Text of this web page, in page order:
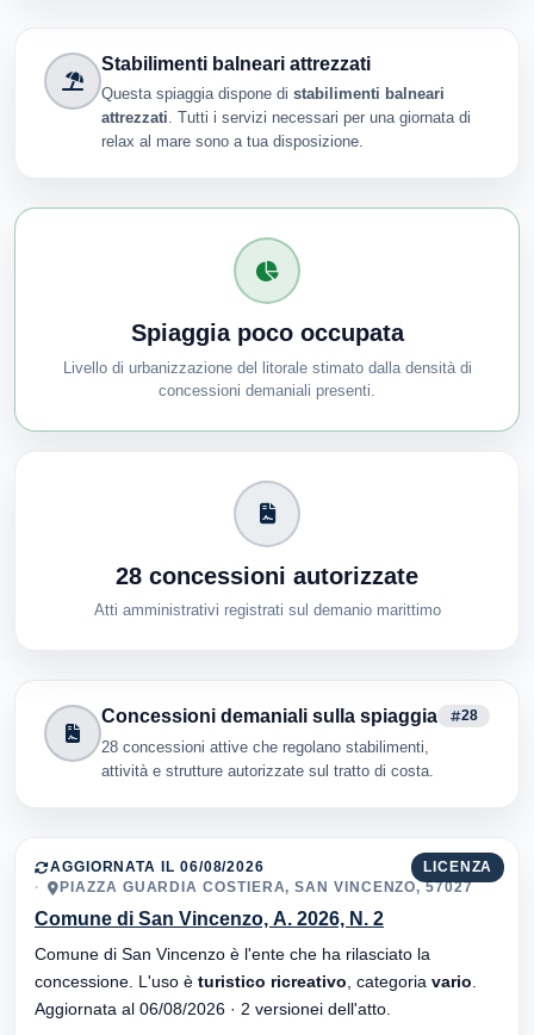
Stabilimenti balneari attrezzati
Questa spiaggia dispone di stabilimenti balneari
attrezzati. Tutti i servizi necessari per una giornata di
relax al mare sono a tua disposizione.
Spiaggia poco occupata
Livello di urbanizzazione del litorale stimato dalla densità di
concessioni demaniali presenti.
28 concessioni autorizzate
Atti amministrativi registrati sul demanio marittimo
Concessioni demaniali sulla spiaggia
28 concessioni attive che regolano stabilimenti,
attività e strutture autorizzate sul tratto di costa.
28
LICENZA
AGGIORNATA IL 06/08/2026
PIAZZA GUARDIA COSTIERA, SAN VINCENZO, 57027
Comune di San Vincenzo, A. 2026, N. 2
Comune di San Vincenzo è l'ente che ha rilasciato la
concessione. L'uso è turistico ricreativo , categoria vario
Aggiornata al 06/08/2026 · 2 versionei dell'atto.